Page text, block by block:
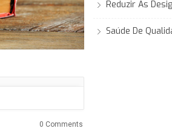
0 Comments
Reduzir As
Saúde De